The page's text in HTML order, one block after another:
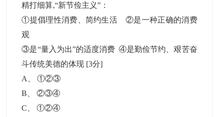
精打细算,“新节俭主义”：
①提倡理性消费、简约生活 ②是一种正确的消费
观
③是“量入为出”的适度消费 ④是勤俭节约、艰苦奋
斗传统美德的体现 [3分]
A
、①②③
B 、②③④
C 、①②④